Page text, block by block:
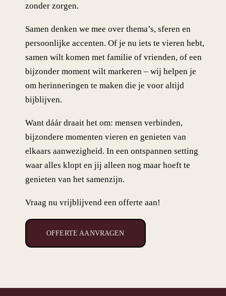
zonder zorgen.
Samen denken we mee over thema’s, sferen en
persoonlijke accenten. Of je nu iets te vieren hebt,
samen wilt komen met familie of vrienden, of een
bijzonder moment wilt markeren – wij helpen je
om herinneringen te maken die je voor altijd
bijblijven.
Want dáár draait het om: mensen verbinden,
bijzondere momenten vieren en genieten van
elkaars aanwezigheid. In een ontspannen setting
waar alles klopt en jij alleen nog maar hoeft te
genieten van het samenzijn.
Vraag nu vrijblijvend een offerte aan!
OFFERTE AANVRAGEN